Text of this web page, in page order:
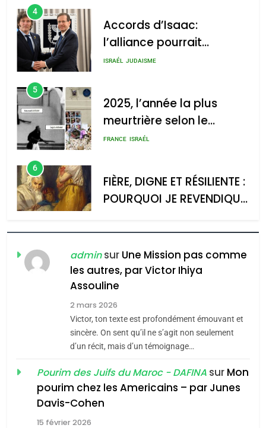
: Haim Zach /
GPO
2025, l’année la plus
meurtrière selon le rapport
d’ADL contre
l’antisémitisme
admin 0
l’alliance pourrait
s’étendre à 13 pays
d’Amérique latine
ISRAÉL
5
meurtrière selon le
rapport d’ADL contre
ISRAÉL
6
POURQUOI JE REVENDIQUE
MA JUDAÏTE par Thérèse
Zrihen-Dvir
CE QUI NOUS MANQUE –
Jacques Hadida
JUDAISME
Maroc : Les amandes de
Tafraout, le miel de Tadla
Azilal consacrés produits
du terroir
DAFINA MAROC
Oeil ravageur – Vanessa
De Loya Stauber
adminsur Une Mission pas comme
les autres, par Victor Ihiya
Assouline
2 mars 2026
Victor, ton texte est profondément émouvant et
sincère. On sent qu’il ne s’agit non seulement
d’un récit, mais d’un témoignage…
Pourim des Juifs du Maroc - DAFINA sur Mon
pourim chez les Americains – par Junes
Davis-Cohen
15 février 2026